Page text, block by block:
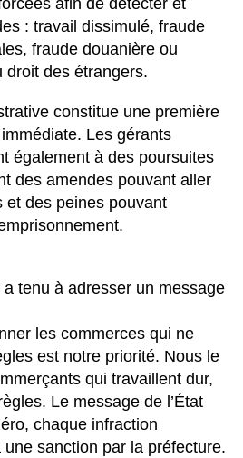
afin de détecter et
: travail dissimulé, fraude
fraude douanière ou
droit des étrangers.
constitue une première
Les gérants
également à des poursuites
des amendes pouvant aller
et des peines pouvant
a tenu à adresser un message
les commerces qui ne
est notre priorité. Nous le
qui travaillent dur,
Le message de l’État
chaque infraction
sanction par la préfecture.